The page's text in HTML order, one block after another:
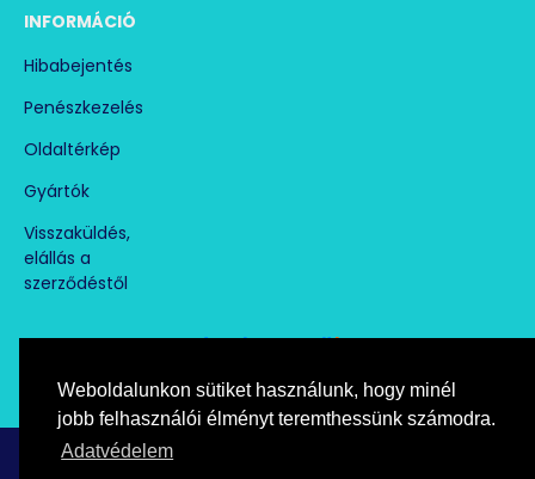
Weboldalunkon sütiket használunk, hogy minél
jobb felhasználói élményt teremthessünk számodra.
Adatvédelem
INFORMÁCIÓ
Hibabejentés
Penészkezelés
Oldaltérkép
Gyártók
Visszaküldés,
elállás a
szerződéstől
Árukereső.hu
marketplace partner
Copyright © paramentesito.hu, All Rights Reserved